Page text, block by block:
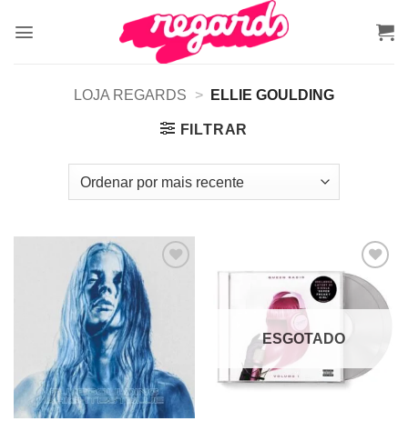
LOJA REGARDS > ELLIE GOULDING
FILTRAR
Adicionar
a lista de
desejos
Adicionar
a lista de
ESGOTADO